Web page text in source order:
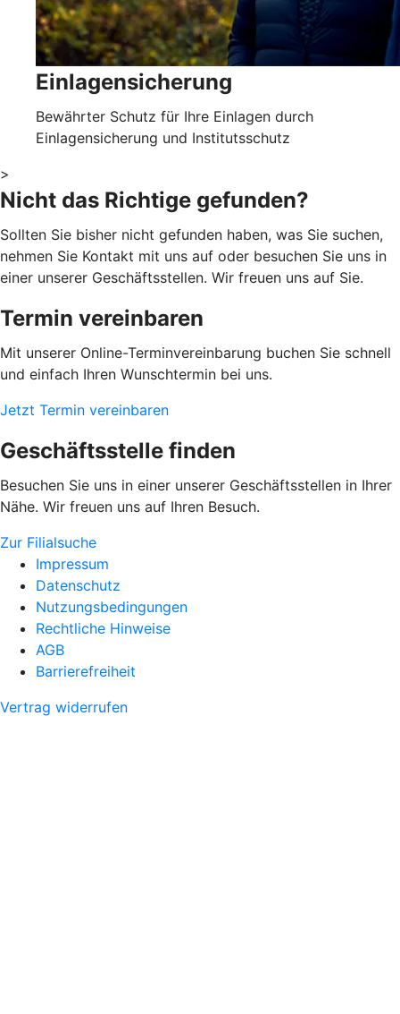
Einlagensicherung
Bewährter Schutz für Ihre Einlagen durch
Einlagensicherung und Institutsschutz
>
Nicht das Richtige gefunden?
Sollten Sie bisher nicht gefunden haben, was Sie suchen,
nehmen Sie Kontakt mit uns auf oder besuchen Sie uns in
einer unserer Geschäftsstellen. Wir freuen uns auf Sie.
Termin vereinbaren
Mit unserer Online-Terminvereinbarung buchen Sie schnell
und einfach Ihren Wunschtermin bei uns.
Jetzt Termin vereinbaren
Geschäftsstelle finden
Besuchen Sie uns in einer unserer Geschäftsstellen in Ihrer
Nähe. Wir freuen uns auf Ihren Besuch.
Zur Filialsuche
Impressum
Datenschutz
Nutzungsbedingungen
Rechtliche Hinweise
AGB
Barrierefreiheit
Vertrag widerrufen